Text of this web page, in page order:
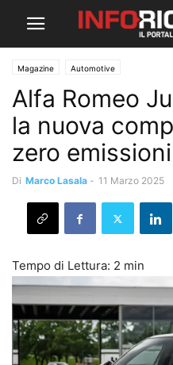
Magazine Automotive
Alfa Romeo
la nuova
zero emissioni
Di Marco Lasala - 11 Marzo 2025